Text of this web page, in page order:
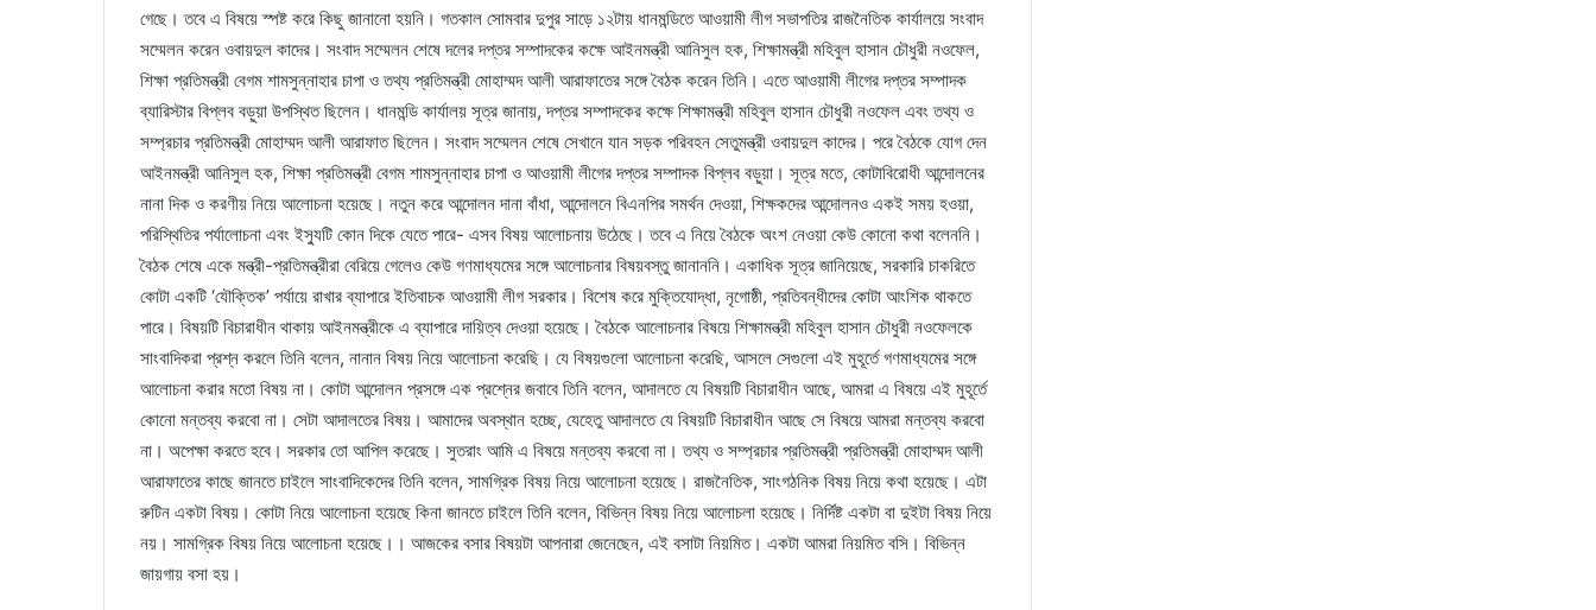
গেছে। তবে এ বিষয়ে স্পষ্ট করে কিছু জানানো হয়নি। গতকাল সোমবার দুপুর সাড়ে ১২টায় ধানমন্ডিতে আওয়ামী লীগ সভাপতির রাজনৈতিক কার্যালয়ে সংবাদ
সম্মেলন করেন ওবায়দুল কাদের। সংবাদ সম্মেলন শেষে দলের দপ্তর সম্পাদকের কক্ষে আইনমন্ত্রী আনিসুল হক, শিক্ষামন্ত্রী মহিবুল হাসান চৌধুরী নওফেল,
শিক্ষা প্রতিমন্ত্রী বেগম শামসুন্নাহার চাপা ও তথ্য প্রতিমন্ত্রী মোহাম্মদ আলী আরাফাতের সঙ্গে বৈঠক করেন তিনি। এতে আওয়ামী লীগের দপ্তর সম্পাদক
ব্যারিস্টার বিপ্লব বড়ুয়া উপস্থিত ছিলেন। ধানমন্ডি কার্যালয় সূত্র জানায়, দপ্তর সম্পাদকের কক্ষে শিক্ষামন্ত্রী মহিবুল হাসান চৌধুরী নওফেল এবং তথ্য ও
সম্প্রচার প্রতিমন্ত্রী মোহাম্মদ আলী আরাফাত ছিলেন। সংবাদ সম্মেলন শেষে সেখানে যান সড়ক পরিবহন সেতুমন্ত্রী ওবায়দুল কাদের। পরে বৈঠকে যোগ দেন
আইনমন্ত্রী আনিসুল হক, শিক্ষা প্রতিমন্ত্রী বেগম শামসুন্নাহার চাপা ও আওয়ামী লীগের দপ্তর সম্পাদক বিপ্লব বড়ুয়া। সূত্র মতে, কোটাবিরোধী আন্দোলনের
নানা দিক ও করণীয় নিয়ে আলোচনা হয়েছে। নতুন করে আন্দোলন দানা বাঁধা, আন্দোলনে বিএনপির সমর্থন দেওয়া, শিক্ষকদের আন্দোলনও একই সময় হওয়া,
পরিস্থিতির পর্যালোচনা এবং ইস্যুটি কোন দিকে যেতে পারে- এসব বিষয় আলোচনায় উঠেছে। তবে এ নিয়ে বৈঠকে অংশ নেওয়া কেউ কোনো কথা বলেননি।
বৈঠক শেষে একে মন্ত্রী-প্রতিমন্ত্রীরা বেরিয়ে গেলেও কেউ গণমাধ্যমের সঙ্গে আলোচনার বিষয়বস্তু জানাননি। একাধিক সূত্র জানিয়েছে, সরকারি চাকরিতে
কোটা একটি ‘যৌক্তিক’ পর্যায়ে রাখার ব্যাপারে ইতিবাচক আওয়ামী লীগ সরকার। বিশেষ করে মুক্তিযোদ্ধা, নৃগোষ্ঠী, প্রতিবন্ধীদের কোটা আংশিক থাকতে
পারে। বিষয়টি বিচারাধীন থাকায় আইনমন্ত্রীকে এ ব্যাপারে দায়িত্ব দেওয়া হয়েছে। বৈঠকে আলোচনার বিষয়ে শিক্ষামন্ত্রী মহিবুল হাসান চৌধুরী নওফেলকে
সাংবাদিকরা প্রশ্ন করলে তিনি বলেন, নানান বিষয় নিয়ে আলোচনা করেছি। যে বিষয়গুলো আলোচনা করেছি, আসলে সেগুলো এই মুহূর্তে গণমাধ্যমের সঙ্গে
আলোচনা করার মতো বিষয় না। কোটা আন্দোলন প্রসঙ্গে এক প্রশ্নের জবাবে তিনি বলেন, আদালতে যে বিষয়টি বিচারাধীন আছে, আমরা এ বিষয়ে এই মুহূর্তে
কোনো মন্তব্য করবো না। সেটা আদালতের বিষয়। আমাদের অবস্থান হচ্ছে, যেহেতু আদালতে যে বিষয়টি বিচারাধীন আছে সে বিষয়ে আমরা মন্তব্য করবো
না। অপেক্ষা করতে হবে। সরকার তো আপিল করেছে। সুতরাং আমি এ বিষয়ে মন্তব্য করবো না। তথ্য ও সম্প্রচার প্রতিমন্ত্রী প্রতিমন্ত্রী মোহাম্মদ আলী
আরাফাতের কাছে জানতে চাইলে সাংবাদিকেদের তিনি বলেন, সামগ্রিক বিষয় নিয়ে আলোচনা হয়েছে। রাজনৈতিক, সাংগঠনিক বিষয় নিয়ে কথা হয়েছে। এটা
রুটিন একটা বিষয়। কোটা নিয়ে আলোচনা হয়েছে কিনা জানতে চাইলে তিনি বলেন, বিভিন্ন বিষয় নিয়ে আলোচলা হয়েছে। নির্দিষ্ট একটা বা দুইটা বিষয় নিয়ে
নয়। সামগ্রিক বিষয় নিয়ে আলোচনা হয়েছে।। আজকের বসার বিষয়টা আপনারা জেনেছেন, এই বসাটা নিয়মিত। একটা আমরা নিয়মিত বসি। বিভিন্ন
জায়গায় বসা হয়।